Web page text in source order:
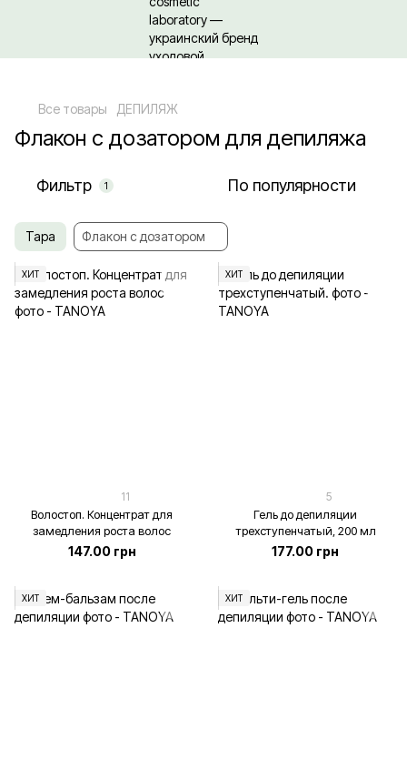
Все товары ДЕПИЛЯЖ
Флакон с дозатором для депиляжа
Фильтр 1 По популярности
Тара Флакон с дозатором
ХИТ
11
Волостоп. Концентрат для
замедления роста волос
147.00 грн
ХИТ
5
Гель до депиляции
трехступенчатый, 200 мл
177.00 грн
ХИТ ХИТ